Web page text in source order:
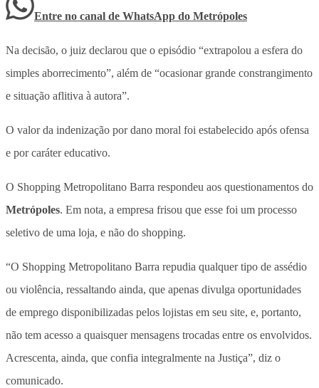
Entre no canal de WhatsApp do Metrópoles
Na decisão, o juiz declarou que o episódio “extrapolou a esfera do
simples aborrecimento”, além de “ocasionar grande constrangimento
e situação aflitiva à autora”.
O valor da indenização por dano moral foi estabelecido após ofensa
e por caráter educativo.
O Shopping Metropolitano Barra respondeu aos questionamentos do
Metrópoles. Em nota, a empresa frisou que esse foi um processo
seletivo de uma loja, e não do shopping.
“O Shopping Metropolitano Barra repudia qualquer tipo de assédio
ou violência, ressaltando ainda, que apenas divulga oportunidades
de emprego disponibilizadas pelos lojistas em seu site, e, portanto,
não tem acesso a quaisquer mensagens trocadas entre os envolvidos.
Acrescenta, ainda, que confia integralmente na Justiça”, diz o
comunicado.